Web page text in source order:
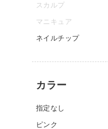
スカルプ
マニキュア
ネイルチップ
カラー
指定なし
ピンク